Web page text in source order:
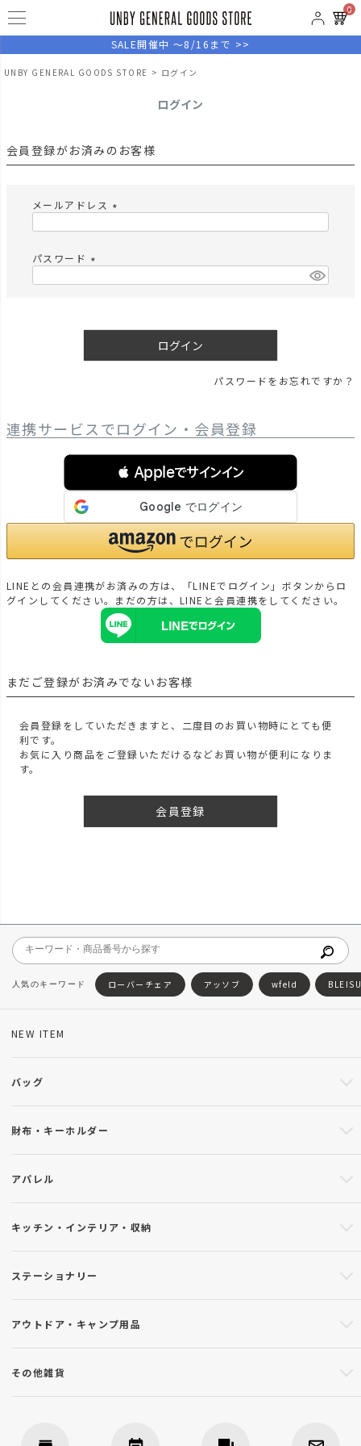
0
SALE開催中 ～8/16まで >>
UNBY GENERAL GOODS STORE ログイン
ログイン
会員登録がお済みのお客様
メールアドレス
)
パスワード
ログイン
パスワードをお忘れですか？
連携サービスでログイン・会員登録
 Appleでサインイン
LINEとの会員連携がお済みの方は、「LINEでログイン」ボタンからロ
グインしてください。まだの方は、LINEと会員連携をしてください。
まだご登録がお済みでないお客様
会員登録をしていただきますと、二度目のお買い物時にとても便
利です。
お気に入り商品をご登録いただけるなどお買い物が便利になりま
す。
会員登録
ローバーチェア アッソブ wfeld
NEW ITEM
バッグ
財布・キーホルダー
アパレル
キッチン・インテリア・収納
ステーショナリー
アウトドア・キャンプ用品
その他雑貨